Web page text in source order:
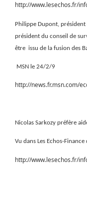
http://www.lesechos.fr/
Philippe Dupont, président
président du conseil de
être issu de la fusion des
MSN le 24/2/9
http://news.fr.msn.com/
Nicolas Sarkozy préfère
Vu dans Les Echos-
http://www.lesechos.fr/